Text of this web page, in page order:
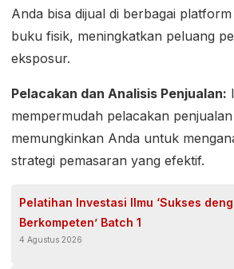
Anda bisa dijual di berbagai
buku fisik, meningkatkan peluang
eksposur.
Pelacakan dan Analisis Penjualan:
mempermudah pelacakan
memungkinkan Anda untuk
strategi pemasaran yang efektif.
Pelatihan Investasi Ilmu ‘Sukses
Berkompeten’ Batch 1
4 Agustus 2026